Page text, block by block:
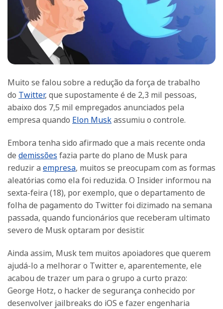
Muito se falou sobre a redução da força de trabalho
do Twitter, que supostamente é de 2,3 mil pessoas,
abaixo dos 7,5 mil empregados anunciados pela
empresa quando Elon Muskassumiu o controle.
Embora tenha sido afirmado que a mais recente onda
de demissões fazia parte do plano de Musk para
reduzir a empresa, muitos se preocupam com as formas
aleatórias como ela foi reduzida. O Insider informou na
sexta-feira (18), por exemplo, que o departamento de
folha de pagamento do Twitter foi dizimado na semana
passada, quando funcionários que receberam ultimato
severo de Musk optaram por desistir.
Ainda assim, Musk tem muitos apoiadores que querem
ajudá-lo a melhorar o Twitter e, aparentemente, ele
acabou de trazer um para o grupo a curto prazo:
George Hotz, o hacker de segurança conhecido por
desenvolver jailbreaks do iOS e fazer engenharia